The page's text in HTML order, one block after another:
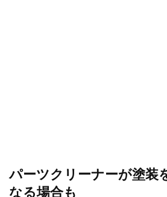
パーツクリーナーが塗装
なる場合も